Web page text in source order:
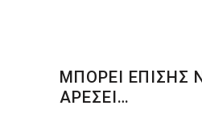
ΜΠΟΡΕΙ ΕΠΙΣΗΣ
ΑΡΕΣΕΙ…